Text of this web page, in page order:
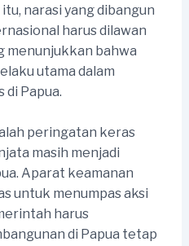
narasi yang dibangun
harus dilawan
menunjukkan bahwa
utama dalam
Papua.
peringatan keras
masih menjadi
Aparat keamanan
untuk menumpas aksi
harus
di Papua tetap